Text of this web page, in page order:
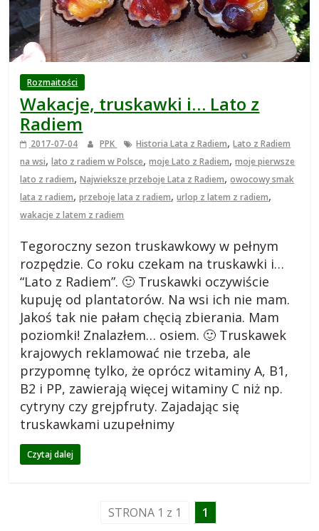
e
s
k
b
o
g
m
Rozmaitości
Wakacje, truskawki i… Lato z
Radiem
2017-07-04 PPK Historia Lata z Radiem,Lato z Radiem
na wsi,lato z radiem w Polsce,moje Lato z Radiem,moje pierwsze
lato z radiem,Najwieksze przeboje Lata z Radiem,owocowy smak
lata z radiem,przeboje lata z radiem,urlop z latem z radiem,
wakacje z latem z radiem
Tegoroczny sezon truskawkowy w pełnym
rozpędzie. Co roku czekam na truskawki i…
“Lato z Radiem”. 🙂 Truskawki oczywiście
kupuję od plantatorów. Na wsi ich nie mam.
Jakoś tak nie pałam chęcią zbierania. Mam
poziomki! Znalazłem… osiem. 🙂 Truskawek
krajowych reklamować nie trzeba, ale
przypomnę tylko, że oprócz witaminy A, B1,
B2 i PP, zawierają więcej witaminy C niż np.
cytryny czy grejpfruty. Zajadając się
truskawkami uzupełnimy
Czytaj dalej
STRONA 1 z 1 1